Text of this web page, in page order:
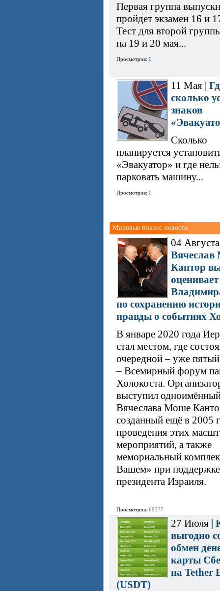
Первая группа
пройдет экзамен 16 и
Тест для второй
на 19 и 20 мая...
Просмотров: 0
11 Мая |
сколько
знаков
Сколько
планируется
«Эвакуатор» и где
парковать машину...
Просмотров: 0
Мировые бизнес новости
04
Кантор
по сохранению
правды о событиях
В январе 2020 года
стал местом, где
очередной – уже
– Всемирный форум
Холокоста.
выступил
Вячеслава Моше
созданный ещё в 2005
проведения этих
мероприятий, а также
мемориальный
Вашем» при поддержке
президента Израиля.
Просмотров: 69377
27 Июля |
выгодно
обмен
карты
на Tether
(USDT)